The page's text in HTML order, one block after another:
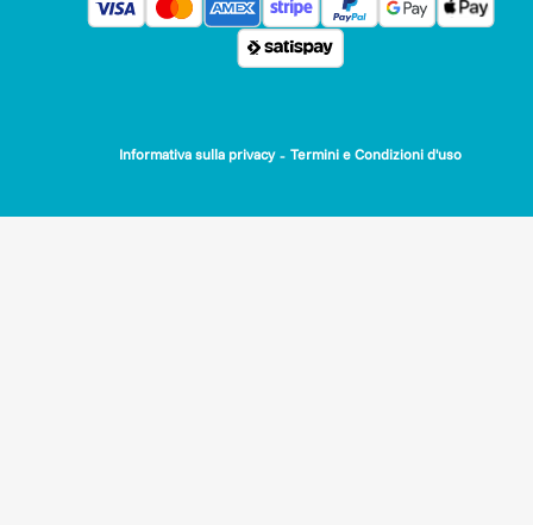
Informativa sulla privacy - Termini e Condizioni d'uso